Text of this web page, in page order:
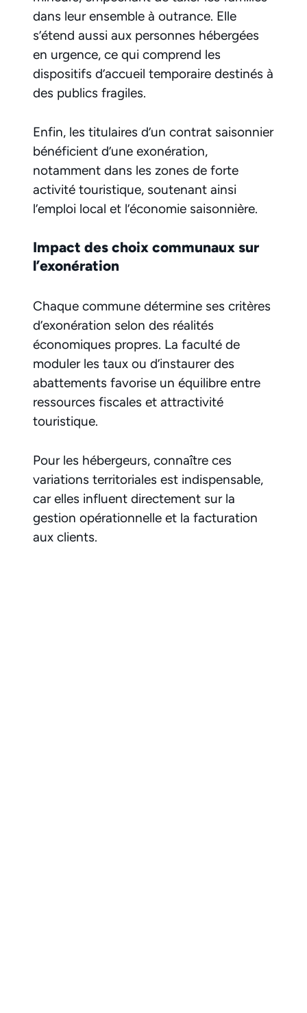
dans leur ensemble à outrance. Elle
s’étend aussi aux personnes hébergées
en urgence, ce qui comprend les
dispositifs d’accueil temporaire destinés à
des publics fragiles.
Enfin, les titulaires d’un contrat saisonnier
bénéficient d’une exonération,
notamment dans les zones de forte
activité touristique, soutenant ainsi
l’emploi local et l’économie saisonnière.
Impact des choix communaux sur
l’exonération
Chaque commune détermine ses critères
d’exonération selon des réalités
économiques propres. La faculté de
moduler les taux ou d’instaurer des
abattements favorise un équilibre entre
ressources fiscales et attractivité
touristique.
Pour les hébergeurs, connaître ces
variations territoriales est indispensable,
car elles influent directement sur la
gestion opérationnelle et la facturation
aux clients.